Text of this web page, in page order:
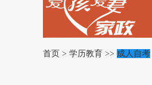
首页 > 学历教育 >> 成人自考